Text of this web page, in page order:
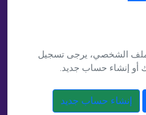
الشخصي، يرجى تسجيل
أو إنشاء حساب جديد.
إنشاء حساب جديد